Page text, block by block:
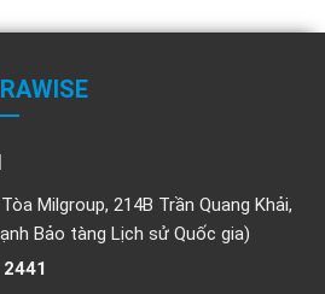
Milgroup, 214B Trần Quang Khải,
Bảo tàng Lịch sử Quốc gia)